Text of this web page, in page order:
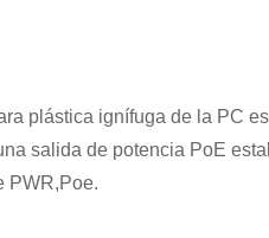
plástica ignífuga de la PC
salida de potencia PoE
PWR,Poe.